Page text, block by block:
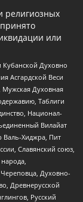
религиозных
или
Кубанской Духовно
Асгардской Веси
Духовная
Таблиги
Национал-
Вилайат
Валь-Хиджра, Пит
Славянский союз,
Духовно-
Древнерусской
Русский